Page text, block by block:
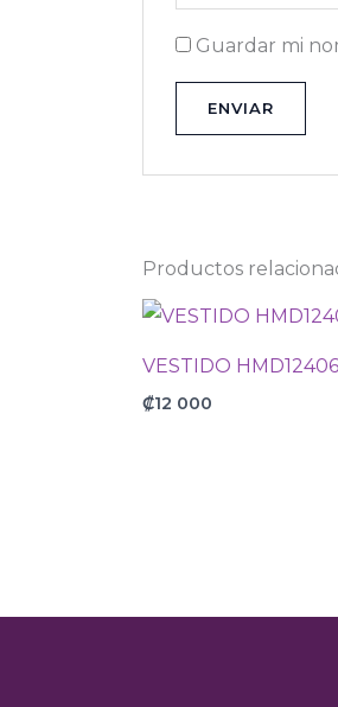
Guardar mi
Productos
VESTIDO
₡12 000